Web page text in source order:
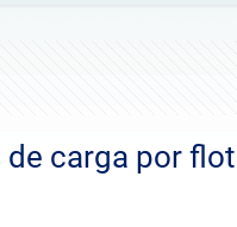
carga por